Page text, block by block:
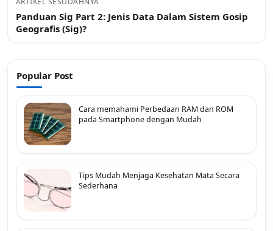
Panduan Sig Part 2: Jenis Data Dalam Sistem Gosip
Geografis (Sig)?
Popular Post
Cara memahami Perbedaan RAM dan ROM
pada Smartphone dengan Mudah
Tips Mudah Menjaga Kesehatan Mata Secara
Sederhana